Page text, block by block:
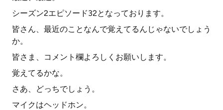
シーズン2エピソード32となっております。
皆さん、最近のことなんで覚えてるんじゃないでしょう
か。
皆さま、コメント欄よろしくお願いします。
覚えてるかな。
さあ、どっちでしょう。
マイクはヘッドホン。